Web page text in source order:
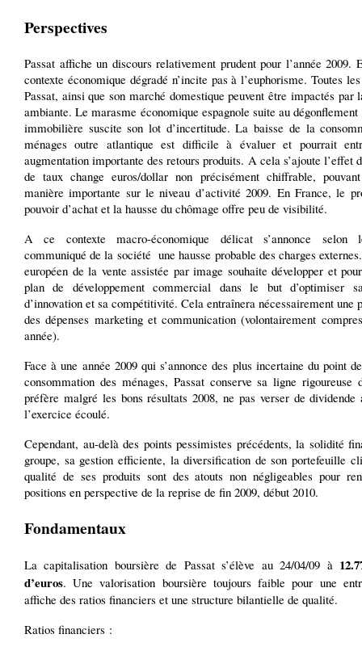
Perspectives
Passat affiche un discours relativement prudent pour l’année 2009.
contexte économique dégradé n’incite pas à l’euphorisme. Toutes
Passat, ainsi que son marché domestique peuvent être impactés par
ambiante. Le marasme économique espagnole suite au
immobilière suscite son lot d’incertitude. La baisse de la
ménages outre atlantique est difficile à évaluer et pourrait
augmentation importante des retours produits. A cela s’ajoute l’effet
de taux change euros/dollar non précisément chiffrable,
manière importante sur le niveau d’activité 2009. En France, le
pouvoir d’achat et la hausse du chômage offre peu de visibilité.
A ce contexte macro-économique délicat s’annonce selon
communiqué de la société une hausse probable des charges
européen de la vente assistée par image souhaite développer et
plan de développement commercial dans le but d’optimiser
d’innovation et sa compétitivité. Cela entraînera nécessairement une
des dépenses marketing et communication (volontairement
année).
Face à une année 2009 qui s’annonce des plus incertaine du point
consommation des ménages, Passat conserve sa ligne rigoureuse
préfère malgré les bons résultats 2008, ne pas verser de
l’exercice écoulé.
Cependant, au-delà des points pessimistes précédents, la solidité
groupe, sa gestion efficiente, la diversification de son portefeuille
qualité de ses produits sont des atouts non négligeables pour
positions en perspective de la reprise de fin 2009, début 2010.
Fondamentaux
La capitalisation boursière de Passat s’élève au 24/04/09 à
d’euros. Une valorisation boursière toujours faible pour une
affiche des ratios financiers et une structure bilantielle de qualité.
Ratios financiers :